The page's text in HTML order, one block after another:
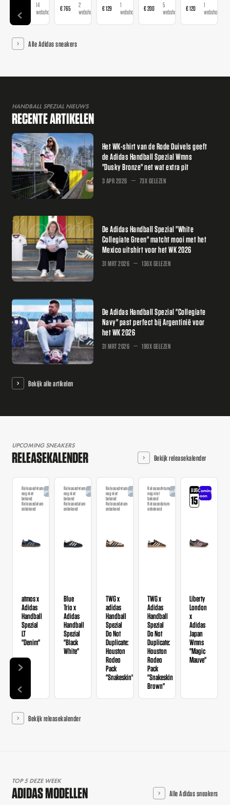
14
webshops
€ 765
2
webshops
€ 129
1
webshop
€ 200
5
webshops
€ 120
1
webshop
Alle Adidas sneakers
HANDBALL SPEZIAL NIEUWS
RECENTE ARTIKELEN
Het WK-shirt van de Rode Duivels geeft
de Adidas Handball Spezial Wmns
"Dusky Bronze" net wat extra pit
3 APR 2026 73X GELEZEN
De Adidas Handball Spezial "White
Collegiate Green" matcht mooi met het
Mexico uitshirt voor het WK 2026
31 MRT 2026 136X GELEZEN
De Adidas Handball Spezial "Collegiate
Navy" past perfect bij Argentinië voor
het WK 2026
31 MRT 2026 190X GELEZEN
Bekijk alle artikelen
UPCOMING SNEAKERS
RELEASEKALENDER Bekijk releasekalender
Releasedatum
nog niet
bekend
Releasedatum
onbekend
Aangekondigd
atmos x
Adidas
Handball
Spezial
LT
"Denim"
Releasedatum
nog niet
bekend
Releasedatum
onbekend
Aangekondigd
Blue
Trio x
Adidas
Handball
Spezial
"Black
White"
Releasedatum
nog niet
bekend
Releasedatum
onbekend
Aangekondigd
TWG x
adidas
Handball
Spezial
Do Not
Duplicate:
Houston
Rodeo
Pack
"Snakeskin"
Releasedatum
nog niet
bekend
Releasedatum
onbekend
Aangekondigd
TWG x
Adidas
Handball
Spezial
Do Not
Duplicate:
Houston
Rodeo
Pack
"Snakeskin
Brown"
AUG
15
Coming
soon
Liberty
London
x
Adidas
Japan
Wmns
"Magic
Mauve"
Bekijk releasekalender
TOP 5 DEZE WEEK
ADIDAS MODELLEN Alle Adidas sneakers